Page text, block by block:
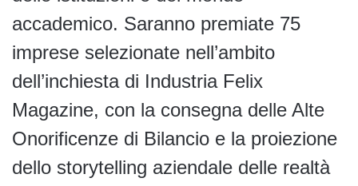
accademico. Saranno premiate 75
imprese selezionate nell’ambito
dell’inchiesta di Industria Felix
Magazine, con la consegna delle Alte
Onorificenze di Bilancio e la proiezione
dello storytelling aziendale delle realtà